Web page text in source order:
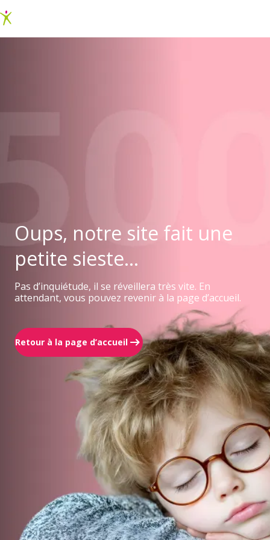
Oups, notre site fait une
petite sieste...
Pas d’inquiétude, il se réveillera très vite. En
attendant, vous pouvez revenir à la page d’accueil.
Retour à la page d’accueil